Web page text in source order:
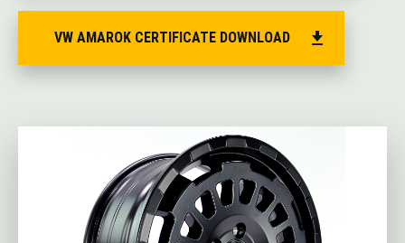
VW AMAROK CERTIFICATE DOWNLOAD